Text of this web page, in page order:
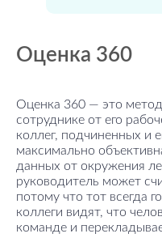
Оценка 360
Оценка 360 — это
сотруднике от его
коллег, подчиненных и
максимально
данных от окружения
руководитель может
потому что тот всегда
коллеги видят, что
команде и